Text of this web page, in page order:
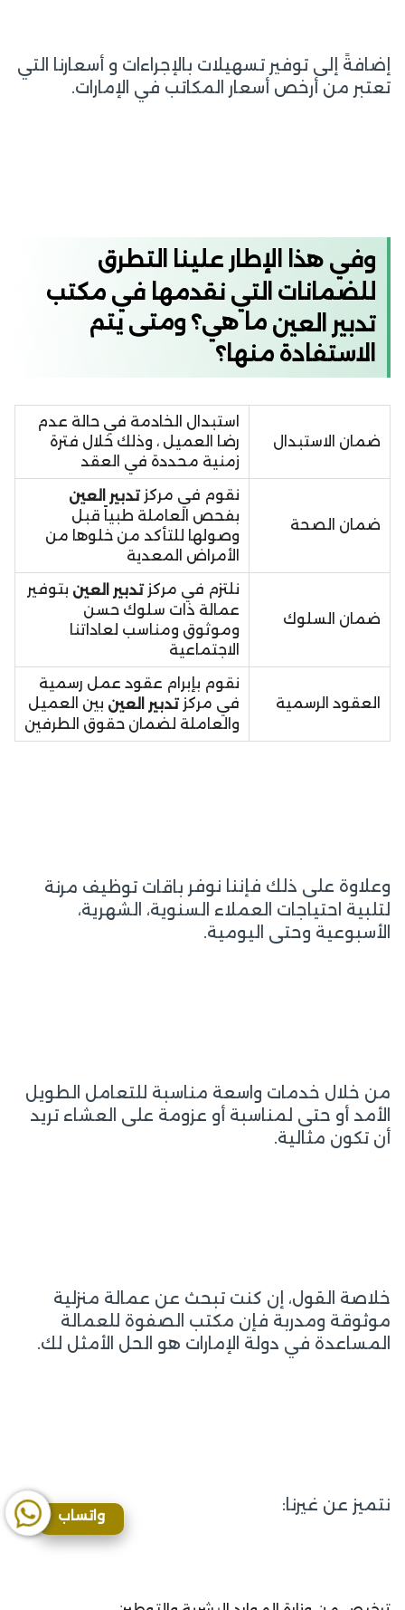
إضافةً إلى توفير تسهيلات بالإجراءات و أسعارنا التي
تعتبر من أرخص أسعار المكاتب في الإمارات.
وفي هذا الإطار علينا التطرق
للضمانات التي نقدمها في مكتب
تدبير العين ما هي؟ ومتى يتم
الاستفادة منها؟
ضمان الاستبدال
استبدال الخادمة في حالة عدم
رضا العميل ، وذلك خلال فترة
زمنية محددة في العقد
ضمان الصحة
نقوم في مركزتدبير العين
بفحص العاملة طبياً قبل
وصولها للتأكد من خلوها من
الأمراض المعدية
ضمان السلوك
نلتزم في مركزتدبير العين بتوفير
عمالة ذات سلوك حسن
وموثوق ومناسب لعاداتنا
الاجتماعية
العقود الرسمية
نقوم بإبرام عقود عمل رسمية
في مركزتدبير العين بين العميل
والعاملة لضمان حقوق الطرفين
وعلاوة على ذلك فإننا نوفر باقات توظيف مرنة
لتلبية احتياجات العملاء السنوية، الشهرية،
الأسبوعية وحتى اليومية.
من خلال خدمات واسعة مناسبة للتعامل الطويل
الأمد أو حتى لمناسبة أو عزومة على العشاء تريد
أن تكون مثالية.
خلاصة القول، إن كنت تبحث عن عمالة منزلية
موثوقة ومدربة فإن مكتب الصفوة للعمالة
المساعدة في دولة الإمارات هو الحل الأمثل لك.
نتميز عن غيرنا:
واتساب